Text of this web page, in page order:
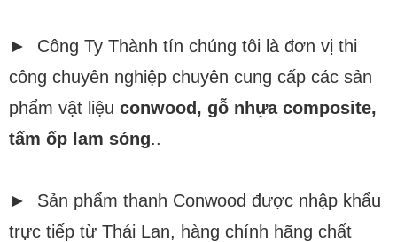
► Công Ty Thành tín chúng tôi là đơn vị thi
công chuyên nghiệp chuyên cung cấp các sản
phẩm vật liệu conwood, gỗ nhựa composite,
tấm ốp lam sóng..
► Sản phẩm thanh Conwood được nhập khẩu
trực tiếp từ Thái Lan, hàng chính hãng chất